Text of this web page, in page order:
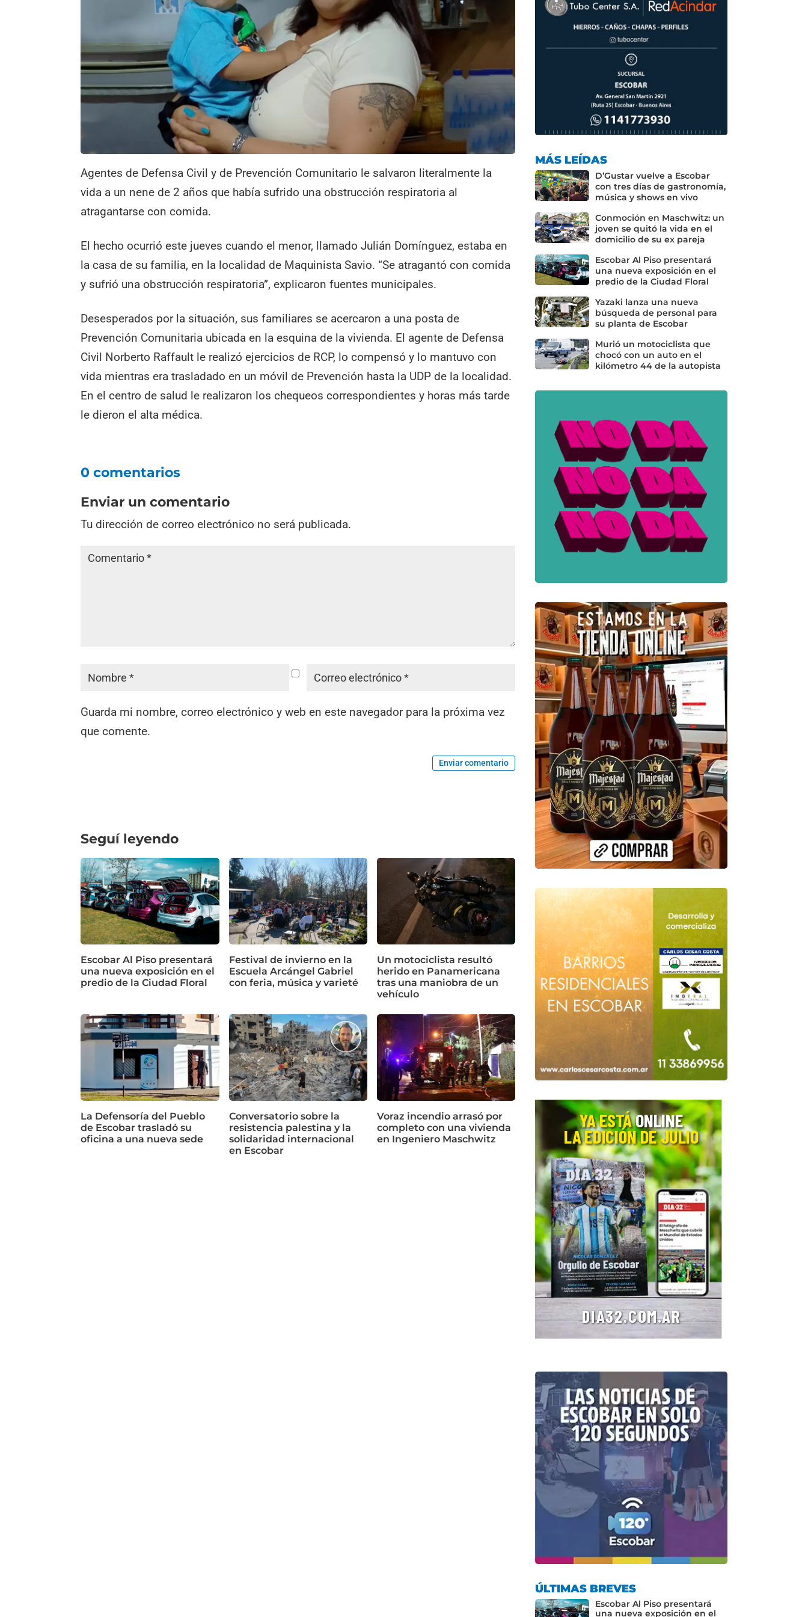
Agentes de Defensa Civil y de Prevención Comunitario le salvaron literalmente la
vida a un nene de 2 años que había sufrido una obstrucción respiratoria al
atragantarse con comida.
El hecho ocurrió este jueves cuando el menor, llamado Julián Domínguez, estaba en
la casa de su familia, en la localidad de Maquinista Savio. “Se atragantó con comida
y sufrió una obstrucción respiratoria”, explicaron fuentes municipales.
Desesperados por la situación, sus familiares se acercaron a una posta de
Prevención Comunitaria ubicada en la esquina de la vivienda. El agente de Defensa
Civil Norberto Raffault le realizó ejercicios de RCP, lo compensó y lo mantuvo con
vida mientras era trasladado en un móvil de Prevención hasta la UDP de la localidad.
En el centro de salud le realizaron los chequeos correspondientes y horas más tarde
le dieron el alta médica.
0 comentarios
Enviar un comentario
Tu dirección de correo electrónico no será publicada.
Guarda mi nombre, correo electrónico y web en este navegador para la próxima vez
que comente.
Enviar comentario
Seguí leyendo
Escobar Al Piso presentará
una nueva exposición en el
predio de la Ciudad Floral
Festival de invierno en la
Escuela Arcángel Gabriel
con feria, música y varieté
Un motociclista resultó
herido en Panamericana
tras una maniobra de un
vehículo
La Defensoría del Pueblo
de Escobar trasladó su
oficina a una nueva sede
Conversatorio sobre la
resistencia palestina y la
solidaridad internacional
en Escobar
Voraz incendio arrasó por
completo con una vivienda
en Ingeniero Maschwitz
MÁS LEÍDAS
D’Gustar vuelve a Escobar
con tres días de gastronomía,
música y shows en vivo
Conmoción en Maschwitz: un
joven se quitó la vida en el
domicilio de su ex pareja
Escobar Al Piso presentará
una nueva exposición en el
predio de la Ciudad Floral
Yazaki lanza una nueva
búsqueda de personal para
su planta de Escobar
Murió un motociclista que
chocó con un auto en el
kilómetro 44 de la autopista
ÚLTIMAS BREVES
Escobar Al Piso presentará
una nueva exposición en el